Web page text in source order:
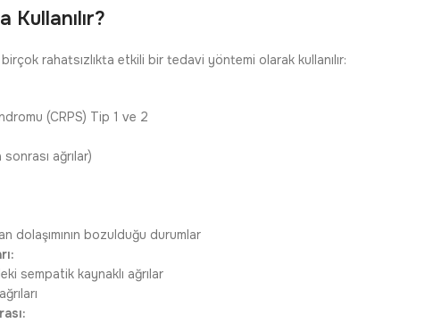
Kullanılır?
rahatsızlıkta etkili bir tedavi yöntemi olarak kullanılır:
(CRPS) Tip 1 ve 2
ağrılar)
dolaşımının bozulduğu durumlar
sempatik kaynaklı ağrılar